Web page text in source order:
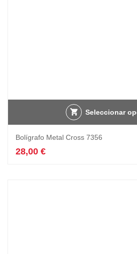
Seleccionar
Bolígrafo Metal Cross 7356
28,00 €